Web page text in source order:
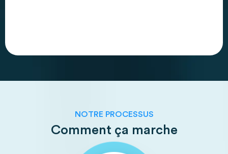
NOTRE PROCESSUS
Comment ça marche